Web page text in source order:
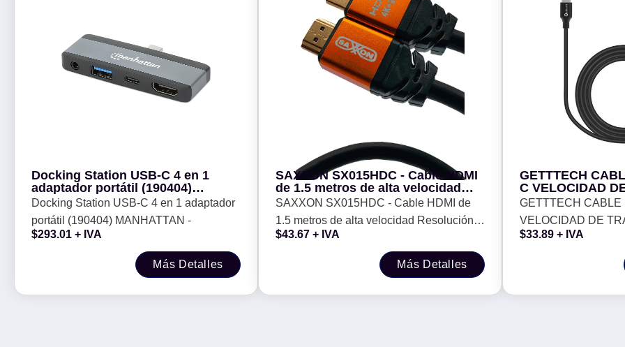
Docking Station USB-C 4 en 1
adaptador portátil (190404)
MANHATTAN -
Docking Station USB-C 4 en 1 adaptador
portátil (190404) MANHATTAN -
$293.01 + IVA
Más Detalles
SAXXON SX015HDC - Cable HDMI
de 1.5 metros de alta velocidad
Resolución 4K / Canal de retorno
de audio (ARC) /Blindado /
Chapado en oro -
SAXXON SX015HDC - Cable HDMI de
1.5 metros de alta velocidad Resolución
4K / Canal de retorno de audio (ARC)
/Blindado / Chapado en oro -
$43.67 + IVA
Más Detalles
GETTTECH
C VELOCIDAD
METROS,
DIFERENTES
COLOR NEGRO
GETTTECH CABLE
VELOCIDAD DE
RAPIDA - 2
COLOR NEGRO
$33.89 + IVA